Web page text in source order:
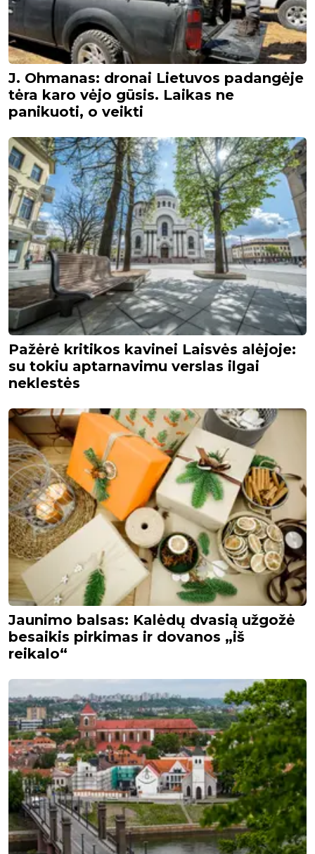
J. Ohmanas: dronai Lietuvos padangėje
tėra karo vėjo gūsis. Laikas ne
panikuoti, o veikti
Pažėrė kritikos kavinei Laisvės alėjoje:
su tokiu aptarnavimu verslas ilgai
neklestės
Jaunimo balsas: Kalėdų dvasią užgožė
besaikis pirkimas ir dovanos „iš
reikalo“